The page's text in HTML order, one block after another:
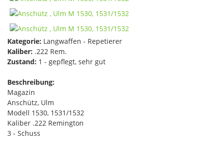
Kategorie: Langwaffen - Repetierer
Kaliber: .222 Rem.
Zustand: 1 - gepflegt, sehr gut
Beschreibung:
Magazin
Anschütz, Ulm
Modell 1530, 1531/1532
Kaliber .222 Remington
3 - Schuss